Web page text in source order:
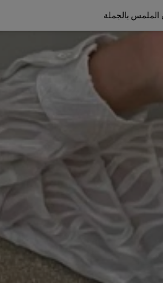
بالجملة